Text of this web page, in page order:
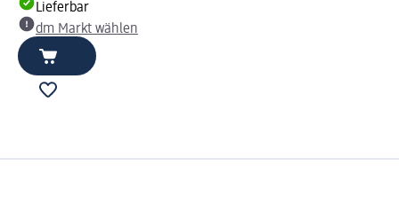
Lieferbar
dm Markt wählen